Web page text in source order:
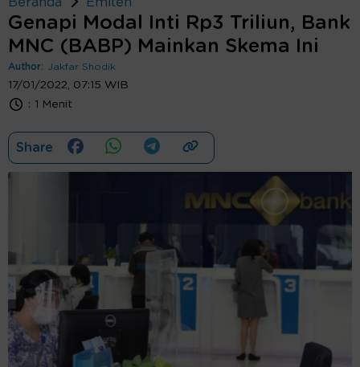
Beranda Emiten
Genapi Modal Inti Rp3 Triliun, Bank
MNC (BABP) Mainkan Skema Ini
Author: Jakfar Shodik
17/01/2022, 07:15 WIB
: 1 Menit
Share